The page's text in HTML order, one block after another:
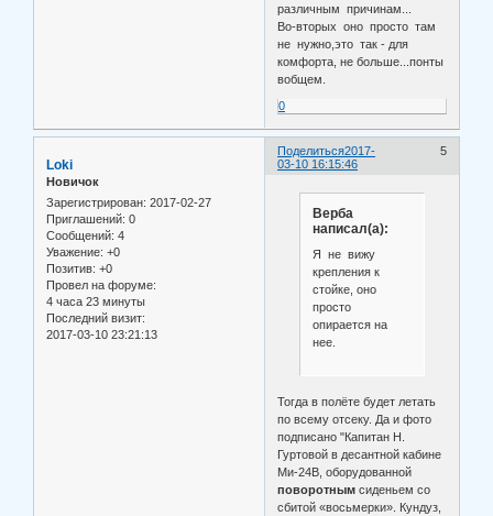
различным причинам...
Во-вторых оно просто там
не нужно,это так - для
комфорта, не больше...понты
вобщем.
0
Поделиться 5
2017-
03-10 16:15:46
Loki
Новичок
Зарегистрирован: 2017-02-27
Приглашений: 0
Сообщений: 4
Уважение: +0
Позитив: +0
Провел на форуме:
4 часа 23 минуты
Последний визит:
2017-03-10 23:21:13
Верба
написал(а):
Я не вижу
крепления к
стойке, оно
просто
опирается на
нее.
Тогда в полёте будет летать
по всему отсеку. Да и фото
подписано "Капитан Н.
Гуртовой в десантной кабине
Ми-24В, оборудованной
поворотным сиденьем со
сбитой «восьмерки». Кундуз,